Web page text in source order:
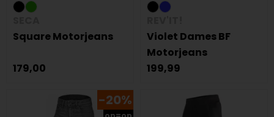
Square Motorjeans
179,00
Violet Dames BF
Motorjeans
199,99
-20%